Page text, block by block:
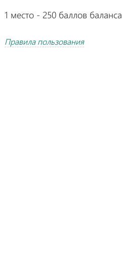
1 место - 250 баллов баланса
Правила пользования